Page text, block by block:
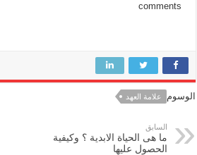
comments
الوسوم علامة العهد
السابق
ما هى الحياة الابدية ؟ وكيفية
الحصول عليها